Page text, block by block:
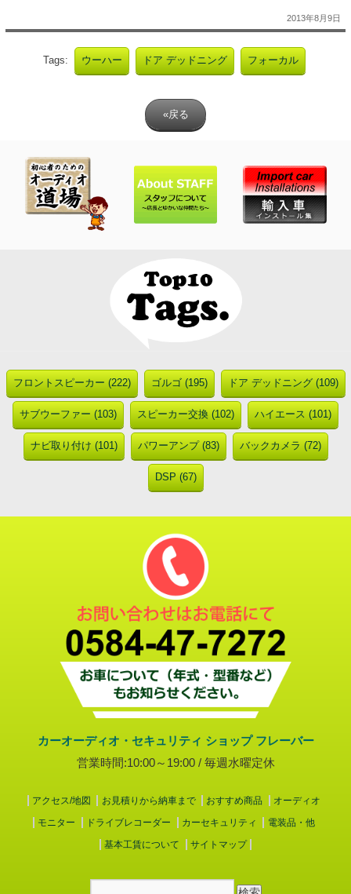
2013年8月9日
Tags: ウーハー ドア デッドニング フォーカル
«戻る
フロントスピーカー (222) ゴルゴ (195) ドア デッドニング (109)
サブウーファー (103) スピーカー交換 (102) ハイエース (101)
ナビ取り付け (101) パワーアンプ (83) バックカメラ (72)
DSP (67)
カーオーディオ・セキュリティ ショップ フレーバー
営業時間:10:00～19:00 / 毎週水曜定休
アクセス/地図 お見積りから納車まで おすすめ商品
オーディオ
モニター
ドライブレコーダー カーセキュリティ
電装品・他
基本工賃について
サイトマップ